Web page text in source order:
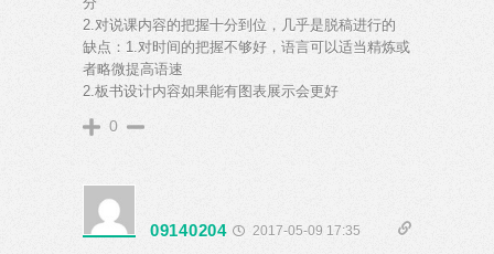
2.对说课内容的把握十分到位，几乎是脱稿进行的
缺点：1.对时间的把握不够好，语言可以适当精炼或
者略微提高语速
2.板书设计内容如果能有图表展示会更好
0
09140204 2017-05-09 17:35